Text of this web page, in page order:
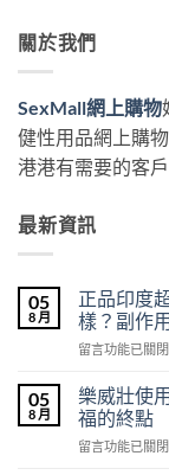
關於我們
SexMall網上購物
健性用品網上購
港港有需要的客
最新資訊
05
8 月
正品印度
樣？副作
在
品
印
度
超
留言功能已關閉
05
8 月
樂威壯使
福的終點
在
留言功能已關閉